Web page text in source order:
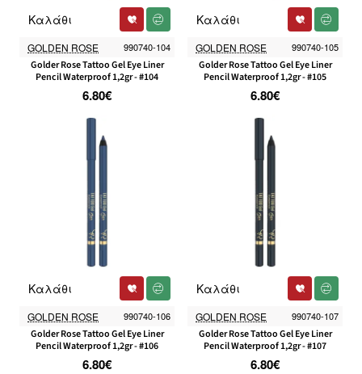
GOLDEN ROSE 990740-104
Golder Rose Tattoo Gel Eye Liner
Pencil Waterproof 1,2gr - #104
6.80€
Καλάθι
GOLDEN ROSE 990740-105
Golder Rose Tattoo Gel Eye Liner
Pencil Waterproof 1,2gr - #105
6.80€
Καλάθι
GOLDEN ROSE 990740-106
Golder Rose Tattoo Gel Eye Liner
Pencil Waterproof 1,2gr - #106
6.80€
Καλάθι
GOLDEN ROSE 990740-107
Golder Rose Tattoo Gel Eye Liner
Pencil Waterproof 1,2gr - #107
6.80€
Καλάθι